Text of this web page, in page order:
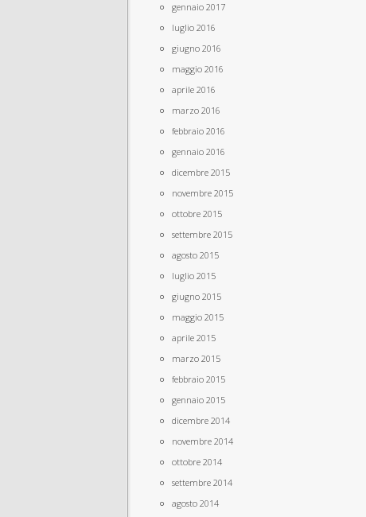
gennaio 2017
luglio 2016
giugno 2016
maggio 2016
aprile 2016
marzo 2016
febbraio 2016
gennaio 2016
dicembre 2015
novembre 2015
ottobre 2015
settembre 2015
agosto 2015
luglio 2015
giugno 2015
maggio 2015
aprile 2015
marzo 2015
febbraio 2015
gennaio 2015
dicembre 2014
novembre 2014
ottobre 2014
settembre 2014
agosto 2014